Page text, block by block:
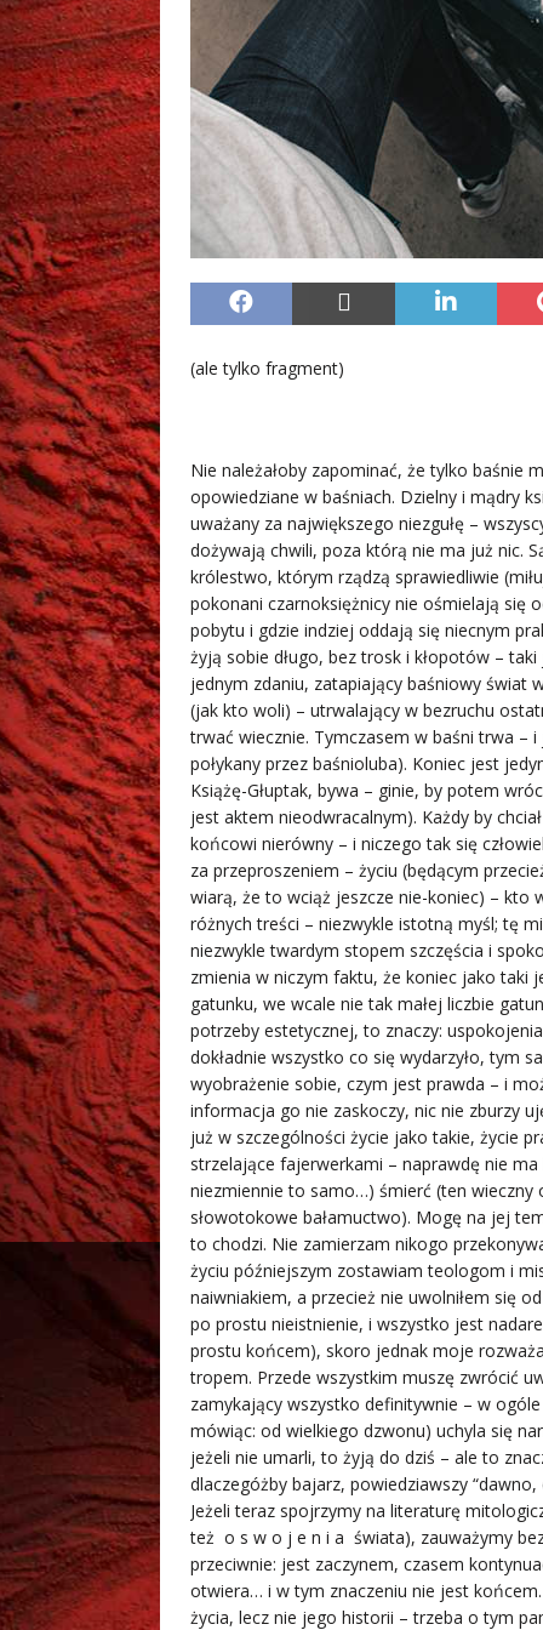
(ale tylko fragment)
Nie należałoby zapominać, że tylko baśnie mają swój koniec. Żeby wyrazić się dokładniej: historie opowiedziane w baśniach. Dzielny i mądry książę, ubogi prostaczek, najmłodszy syn albo samotnik uważany za największego niezgułę – wszyscy oni, po wielu (naprawdę niewiarygodnych) perypetiach dożywają chwili, poza którą nie ma już nic. Są szczęśliwi, zazwyczaj mają piękną kobietę u boku, królestwo, którym rządzą sprawiedliwie (miłuje ich lud, omijają przezornie wszelkie smoki i bestie, raz pokonani czarnoksiężnicy nie ośmielają się odradzać pod żadną postacią, zazwyczaj zmieniają miejsce pobytu i gdzie indziej oddają się niecnym praktykom – o czym baśń, rzecz jasna, nigdy nie wspomina), żyją sobie długo, bez trosk i kłopotów – taki jest zazwyczaj koniec. I to jest koniec prawdziwy: zawarty w jednym zdaniu, zatapiający baśniowy świat w kawałku szkła albo masy plastycznej, albo w bursztynie (jak kto woli) – utrwalający w bezruchu ostatni obraz tryumfu, który poza baśnią nie może przecież trwać wiecznie. Tymczasem w baśni trwa – i jest zwieńczeniem całego życia (o paradoksie, tak gładko połykany przez baśnioluba). Koniec jest jedynym i nieodwołalnym końcem. (Śmierć takim nie jest. Książę-Głuptak, bywa – ginie, by potem wrócić do życia, za pomocą jakiejś czaro-sztuczki. Śmierć nie jest aktem nieodwracalnym). Każdy by chciał doczekać takiego baśniowego finału. Wszak koniec końcowi nierówny – i niczego tak się człowiek nie boi, jak końca właśnie. Kto wie, czy w całym naszym – za przeproszeniem – życiu (będącym przecież jednym pasmem nadziei, wyczekiwaniem lepszych dni, wiarą, że to wciąż jeszcze nie-koniec) – kto wie, czy nie jedynie baśń podsuwa nam – niezależnie od różnych treści – niezwykle istotną myśl; tę mianowicie, że prawdziwy koniec zawsze będzie jakimś niezwykle twardym stopem szczęścia i spokoju. (Niezauważane przez nikogo pocieszenie). Co nie zmienia w niczym faktu, że koniec jako taki jest wymysłem czysto literackim i to wyłącznie tego jednego gatunku, we wcale nie tak małej liczbie gatunków literackich. (Powstał, jak sądzę, ze zwyczajnej potrzeby estetycznej, to znaczy: uspokojenia odbiorcy, że usłyszał albo przeczytał całość, wszystko, dokładnie wszystko co się wydarzyło, tym samym więc poznał p r a w d ę – na tym chyba polega złudne wyobrażenie sobie, czym jest prawda – i może już spokojnie wyciągnąć wnioski, jakie chce, żadna nowa informacja go nie zaskoczy, nic nie zburzy ujętego w ramy początku i końca obrazu). Wszystko inne – a już w szczególności życie jako takie, życie prawdziwe, niezależnie od tego, czy szare i monotonne, czy strzelające fajerwerkami – naprawdę nie ma końca, chociaż za taki uważa się oczywiście (wciąż i niezmiennie to samo…) śmierć (ten wieczny odpoczynek, ten kres ziemskiej wędrówki – to całe słowotokowe bałamuctwo). Mogę na jej temat mniej lub bardziej niemądrze pofilozofować, lecz nie o to chodzi. Nie zamierzam nikogo przekonywać, że ten koniec nie jest końcem (subtelne rozważania o życiu późniejszym zostawiam teologom i mistykom różnego autoramentu – sam jestem niepoprawnym naiwniakiem, a przecież nie uwolniłem się od strachu i podejrzliwości, że być może jednak czeka mnie po prostu nieistnienie, i wszystko jest nadaremne, mówiąc inaczej: nie czeka mnie nic, koniec będzie po prostu końcem), skoro jednak moje rozważania przybrały taki niefortunny-trupi obrót – idźmy dalej tym tropem. Przede wszystkim muszę zwrócić uwagę na fakt, że “prawdziwy koniec” (czytaj: baśniowy), ten zamykający wszystko definitywnie – w ogóle śmierci nie bierze pod uwagę. Czasem-czasem (inaczej mówiąc: od wielkiego dzwonu) uchyla się narracyjna czapeczka w tę stronę i baśń kończy się formułą: jeżeli nie umarli, to żyją do dziś – ale to znaczy raczej, że żyją, że ich szczęście jest wieczne, inaczej dlaczegóżby bajarz, powiedziawszy “dawno, dawno temu”, dopuszczał ewentualność, że “jeśli… itd.” Jeżeli teraz spojrzymy na literaturę mitologiczną (taką więc, która pretenduje do o b j a ś n i e n i a, więc też o s w o j e n i a świata), zauważymy bez trudu, że śmierć niczego tam nie kończy, a wręcz przeciwnie: jest zaczynem, czasem kontynuacją – w każdym razie nie wieńczy, nie zamyka… już raczej otwiera… i w tym znaczeniu nie jest końcem. I tak też jest w życiu. Człowiek umiera: taki jest koniec jego życia, lecz nie jego historii – trzeba o tym pamiętać. Koniec tego czy tamtego, na przykład ciężkiej pracy, leniuchowania, choroby, miłości, upalnego dnia, długiej podróży i tak dalej, bez